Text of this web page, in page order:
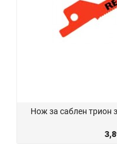
Нож за саблен трион